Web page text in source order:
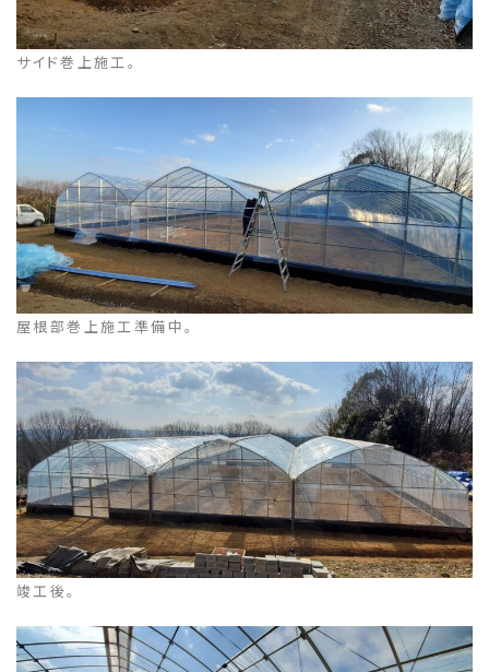
サイド巻上施工。
屋根部巻上施工準備中。
竣工後。